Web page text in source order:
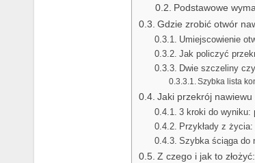
Podstawowe
Gdzie zrobić otwór
Umiejscowienie
Jak policzyć
Dwie szczeliny
Szybka lista
Jaki przekrój
3 kroki do wyniku:
Przykłady z życia:
Szybka ściąga do
Z czego i jak to